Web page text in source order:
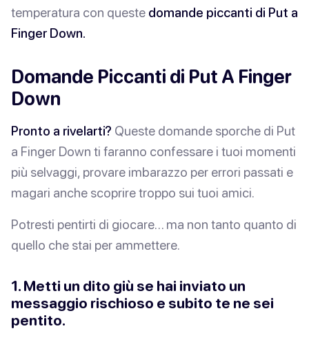
temperatura con queste domande piccanti di Put a
Finger Down.
Domande Piccanti di Put A Finger
Down
Pronto a rivelarti? Queste domande sporche di Put
a Finger Down ti faranno confessare i tuoi momenti
più selvaggi, provare imbarazzo per errori passati e
magari anche scopriretroppo sui tuoi amici.
Potresti pentirti di giocare… ma non tanto quanto di
quello che stai per ammettere.
1. Metti un dito giù se hai inviato un
messaggio rischioso e subito te ne sei
pentito.